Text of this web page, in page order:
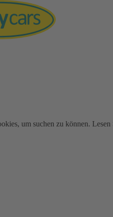
um suchen zu können.